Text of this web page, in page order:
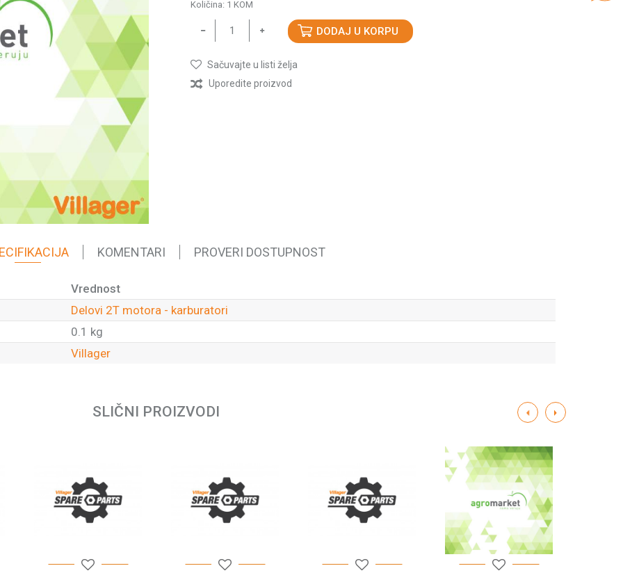
Količina: 1 KOM
DODAJ U KORPU
Sačuvajte u listi želja
Uporedite proizvod
KOMENTARI PROVERI DOSTUPNOST
Vrednost
Delovi 2T motora - karburatori
0.1 kg
Villager
SLIČNI PROIZVODI